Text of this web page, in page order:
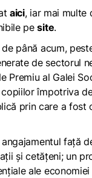
aici, iar mai multe
pesite.
până acum,
de sectorul
Premiu al Galei
împotriva
prin care a
față
și cetățeni; un
ale